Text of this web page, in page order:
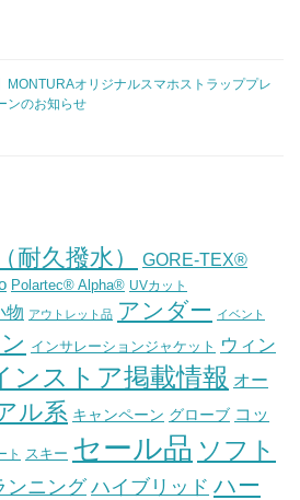
MONTURAオリジナルスマホストラッププレ
ンのお知らせ
耐久撥水）
GORE-TEX®
Polartec® Alpha® UVカット
物 アウトレット品 アンダー イベント
インサレーションジャケット ウィン
ンストア掲載情報 オー
ル系 キャンペーン グローブ コッ
ト スキー セール品 ソフト
ンニング ハイブリッド ハー